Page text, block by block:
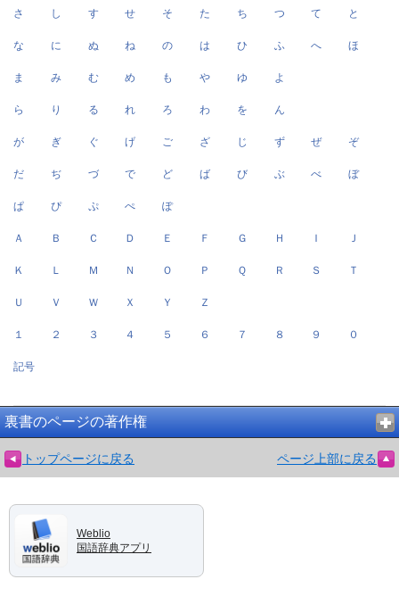
さ し す せ そ た ち つ て と
な に ぬ ね の は ひ ふ へ ほ
ま み む め も や ゆ よ
ら り る れ ろ わ を ん
が ぎ ぐ げ ご ざ じ ず ぜ ぞ
だ ぢ づ で ど ば び ぶ べ ぼ
ぱ ぴ ぷ ぺ ぽ
Ａ Ｂ Ｃ Ｄ Ｅ Ｆ Ｇ Ｈ Ｉ Ｊ
Ｋ Ｌ Ｍ Ｎ Ｏ Ｐ Ｑ Ｒ Ｓ Ｔ
Ｕ Ｖ Ｗ Ｘ Ｙ Ｚ
１ ２ ３ ４ ５ ６ ７ ８ ９ ０
記号
裏書のページの著作権
トップページに戻る ページ上部に戻る
Weblio
国語辞典アプリ